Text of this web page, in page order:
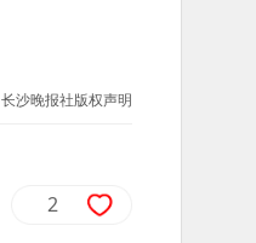
长沙晚报社版权声明
2